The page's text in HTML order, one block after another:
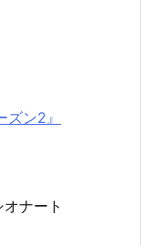
ン2』
ナート